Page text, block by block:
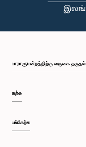
பாராளுமன்றத்திற்கு வருகை தருதல்
கற்க
பங்கேற்க